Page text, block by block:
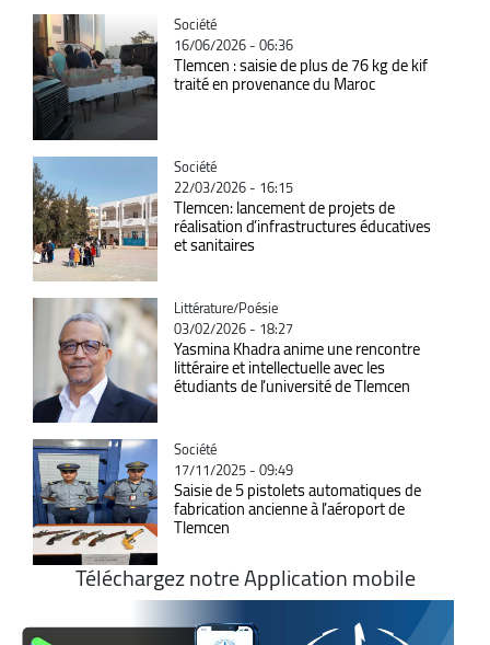
Catégorie
Société
16/06/2026 - 06:36
Tlemcen : saisie de plus de 76 kg de kif
traité en provenance du Maroc
Catégorie
Société
22/03/2026 - 16:15
Tlemcen: lancement de projets de
réalisation d’infrastructures éducatives
et sanitaires
Catégorie
Littérature/Poésie
03/02/2026 - 18:27
Yasmina Khadra anime une rencontre
littéraire et intellectuelle avec les
étudiants de l’université de Tlemcen
Catégorie
Société
17/11/2025 - 09:49
Saisie de 5 pistolets automatiques de
fabrication ancienne à l’aéroport de
Tlemcen
Téléchargez notre Application mobile